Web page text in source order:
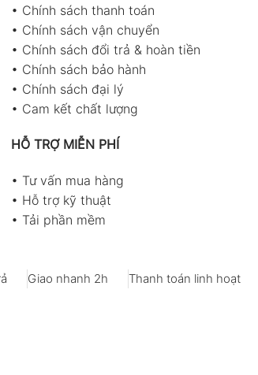
• Chính sách thanh toán
• Chính sách vận chuyển
• Chính sách đổi trả & hoàn tiền
• Chính sách bảo hành
• Chính sách đại lý
• Cam kết chất lượng
HỖ TRỢ MIỄN PHÍ
• Tư vấn mua hàng
• Hỗ trợ kỹ thuật
• Tải phần mềm
Giao nhanh 2h Thanh toán linh hoạt